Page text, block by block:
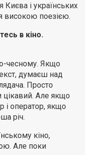
Києва і українських
високою поезією.
в кіно.
чесному. Якщо
думаєш над
Просто
цікавий. Але якщо
і оператор, якщо
річ.
кіно,
Але поки